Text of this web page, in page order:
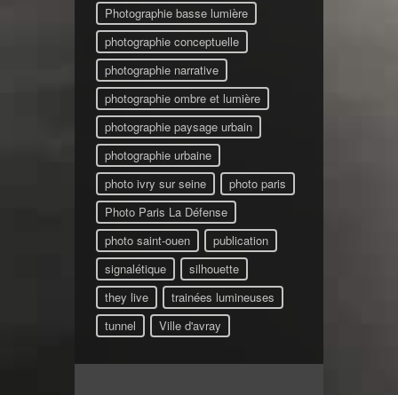
Photographie basse lumière
photographie conceptuelle
photographie narrative
photographie ombre et lumière
photographie paysage urbain
photographie urbaine
photo ivry sur seine
photo paris
Photo Paris La Défense
photo saint-ouen
publication
signalétique
silhouette
they live
trainées lumineuses
tunnel
Ville d'avray